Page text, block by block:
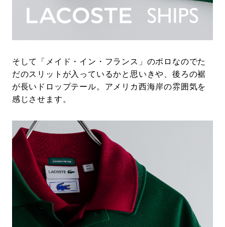
そして「メイド・イン・フランス」のポロなのでた
だのスリットが入っているかと思いきや、後ろの裾
が長いドロップテール。アメリカ西海岸の雰囲気を
感じさせます。